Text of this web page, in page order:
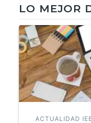
LO MEJOR
ACTUALIDAD